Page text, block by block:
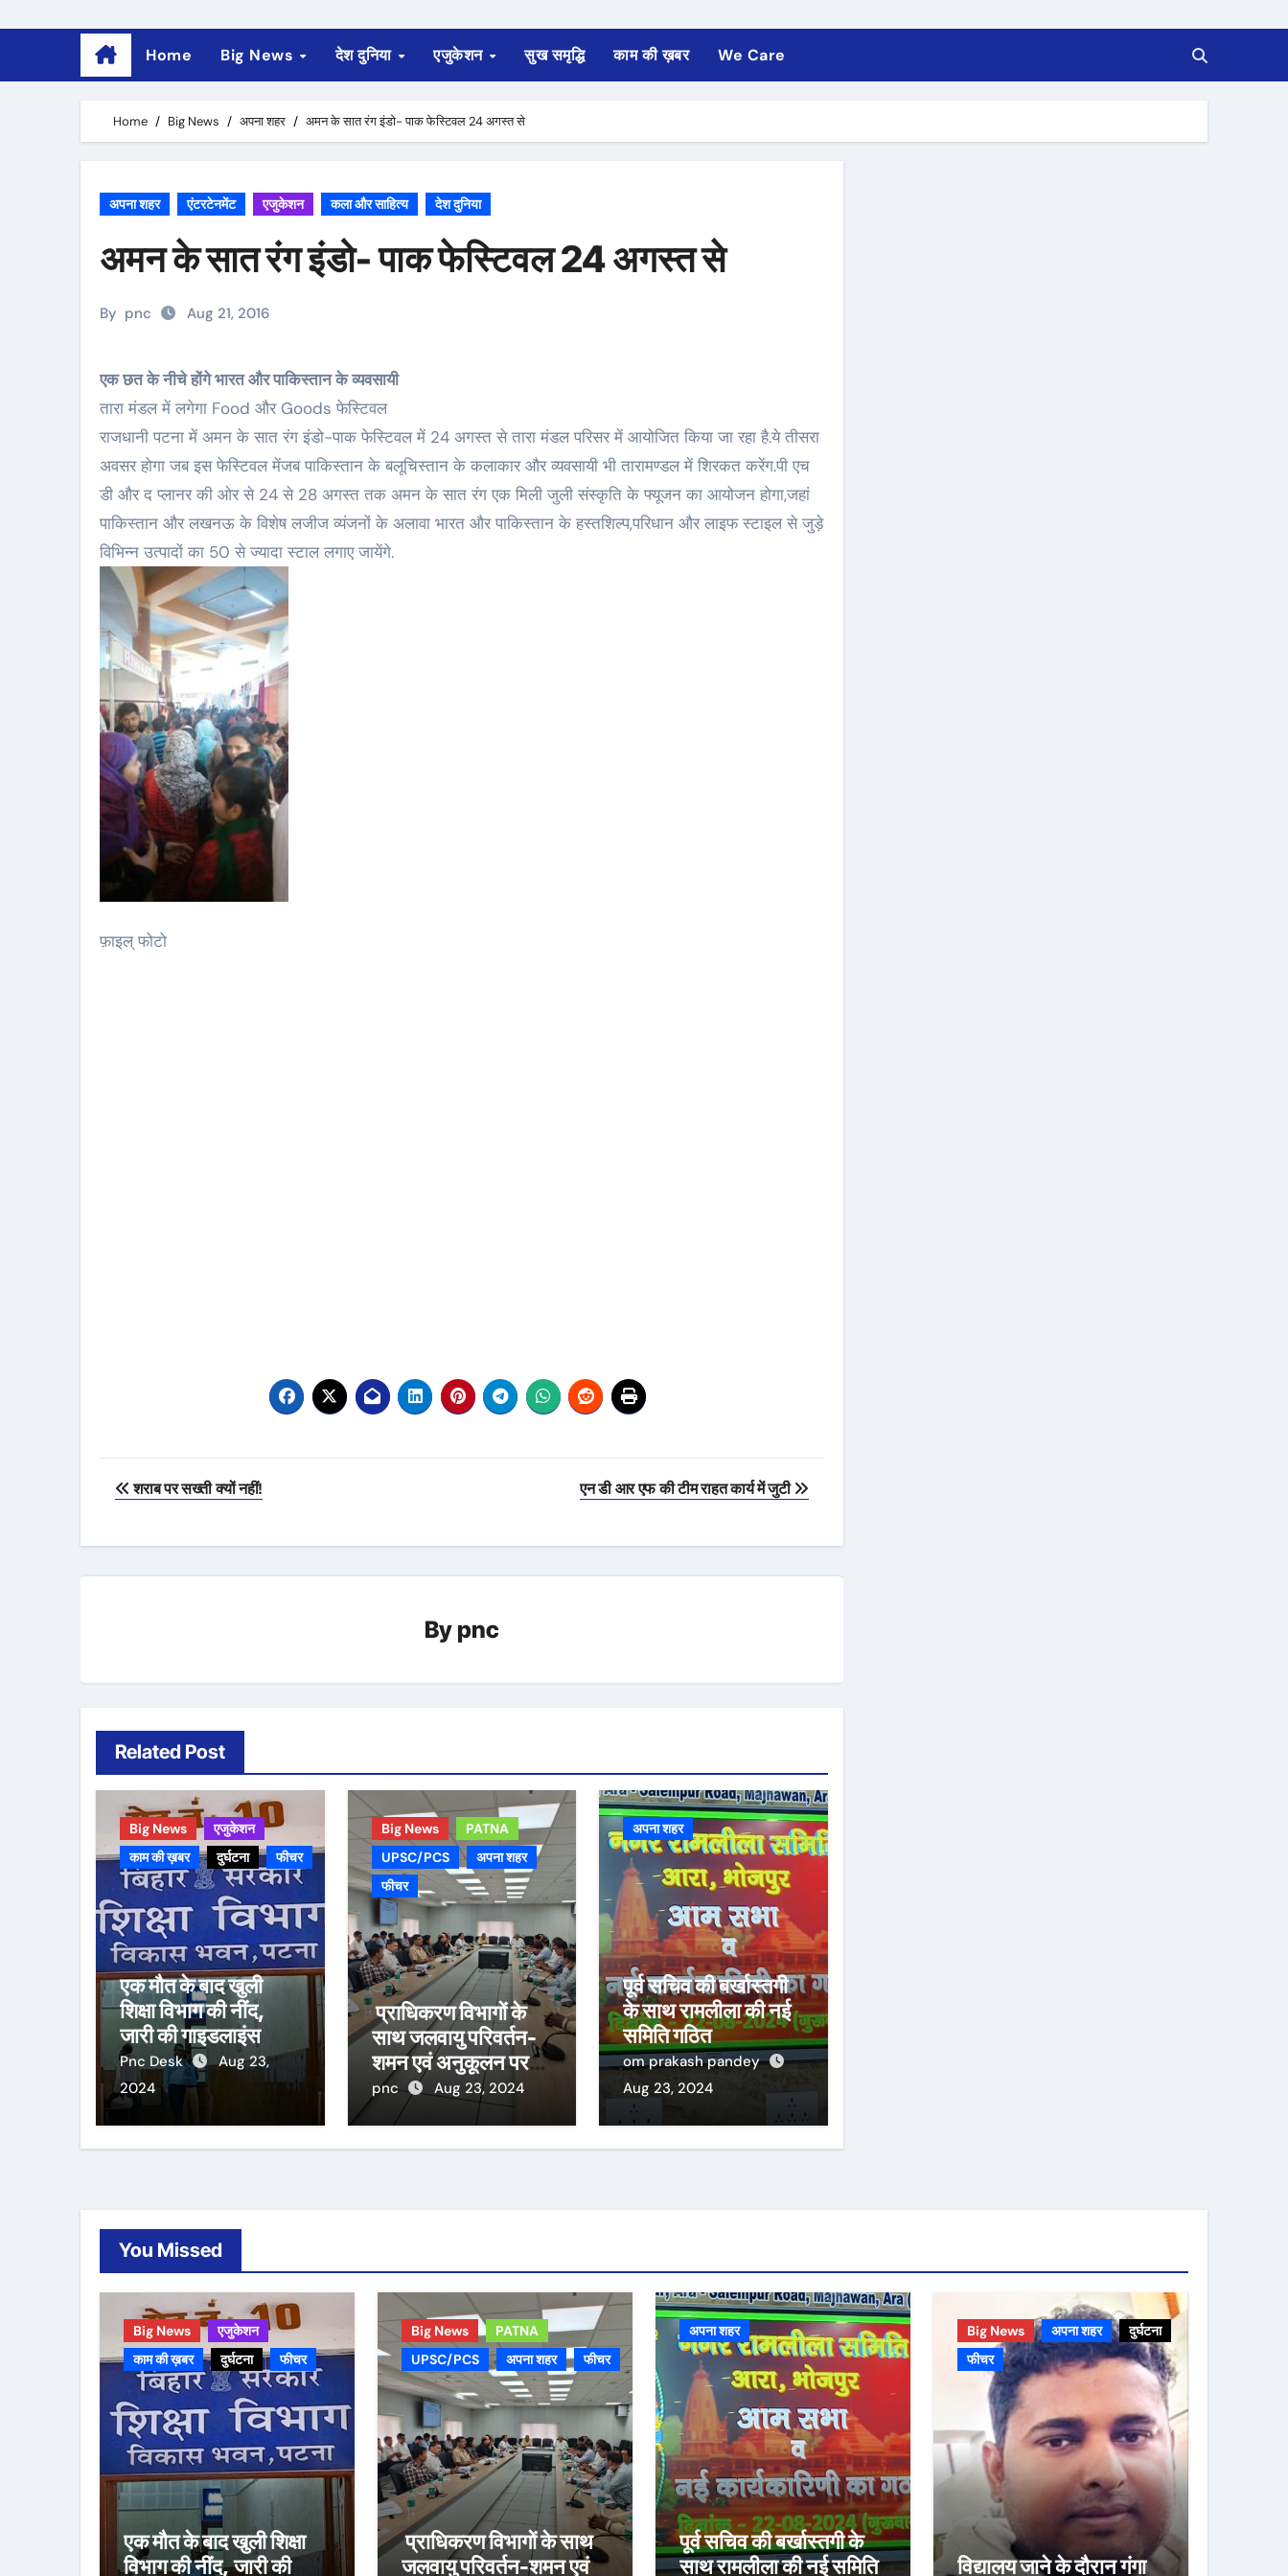
Home Big News देश दुनिया एजुकेशन सुख समृद्धि काम की ख़बर We Care
Home Big News अपना शहर अमन के सात रंग इंडो- पाक फेस्टिवल 24 अगस्त से
अपना शहर एंटरटेनमेंट एजुकेशन कला और साहित्य देश दुनिया
अमन के सात रंग इंडो- पाक फेस्टिवल 24 अगस्त से
By pnc Aug 21, 2016
एक छत के नीचे होंगे भारत और पाकिस्तान के व्यवसायी
तारा मंडल में लगेगा Food और Goods फेस्टिवल
राजधानी पटना में अमन के सात रंग इंडो-पाक फेस्टिवल में 24 अगस्त से तारा मंडल परिसर में आयोजित किया जा रहा है.ये तीसरा
अवसर होगा जब इस फेस्टिवल मेंजब पाकिस्तान के बलूचिस्तान के कलाकार और व्यवसायी भी तारामण्डल में शिरकत करेंग.पी एच
डी और द प्लानर की ओर से 24 से 28 अगस्त तक अमन के सात रंग एक मिली जुली संस्कृति के फ्यूजन का आयोजन होगा,जहां
पाकिस्तान और लखनऊ के विशेष लजीज व्यंजनों के अलावा भारत और पाकिस्तान के हस्तशिल्प,परिधान और लाइफ स्टाइल से जुड़े
विभिन्न उत्पादों का 50 से ज्यादा स्टाल लगाए जायेंगे.
फ़ाइल् फोटो
Post
शराब पर सख्ती क्यों नहीं! एन डी आर एफ की टीम राहत कार्य में जुटी
By pnc
Related Post
Big News
एजुकेशन
काम की ख़बर
दुर्घटना फीचर
एक मौत के बाद खुली
शिक्षा विभाग की नींद,
जारी की गाइडलाइंस
Pnc Desk
Aug 23,
2024
Big News
PATNA
UPSC/PCS
अपना शहर
फीचर
प्राधिकरण विभागों के
साथ जलवायु परिवर्तन-
शमन एवं अनुकूलन पर
करेगा कार्य
pnc Aug 23, 2024
अपना शहर
पूर्व सचिव की बर्खास्तगी
के साथ रामलीला की नई
समिति गठित
om prakash pandey
Aug 23, 2024
You Missed
Big News
एजुकेशन
काम की ख़बर
दुर्घटना फीचर
एक मौत के बाद खुली शिक्षा
विभाग की नींद, जारी की
Big News
PATNA
UPSC/PCS
अपना शहर फीचर
प्राधिकरण विभागों के साथ
जलवायु परिवर्तन-शमन एवं
अपना शहर
पूर्व सचिव की बर्खास्तगी के
साथ रामलीला की नई समिति
Big News अपना शहर
दुर्घटना
फीचर
विद्यालय जाने के दौरान गंगा